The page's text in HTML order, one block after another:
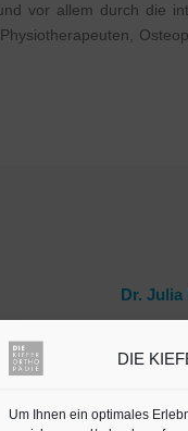
DIE
Um Ihnen ein optimales
vor allem durch die
Dr. Julia